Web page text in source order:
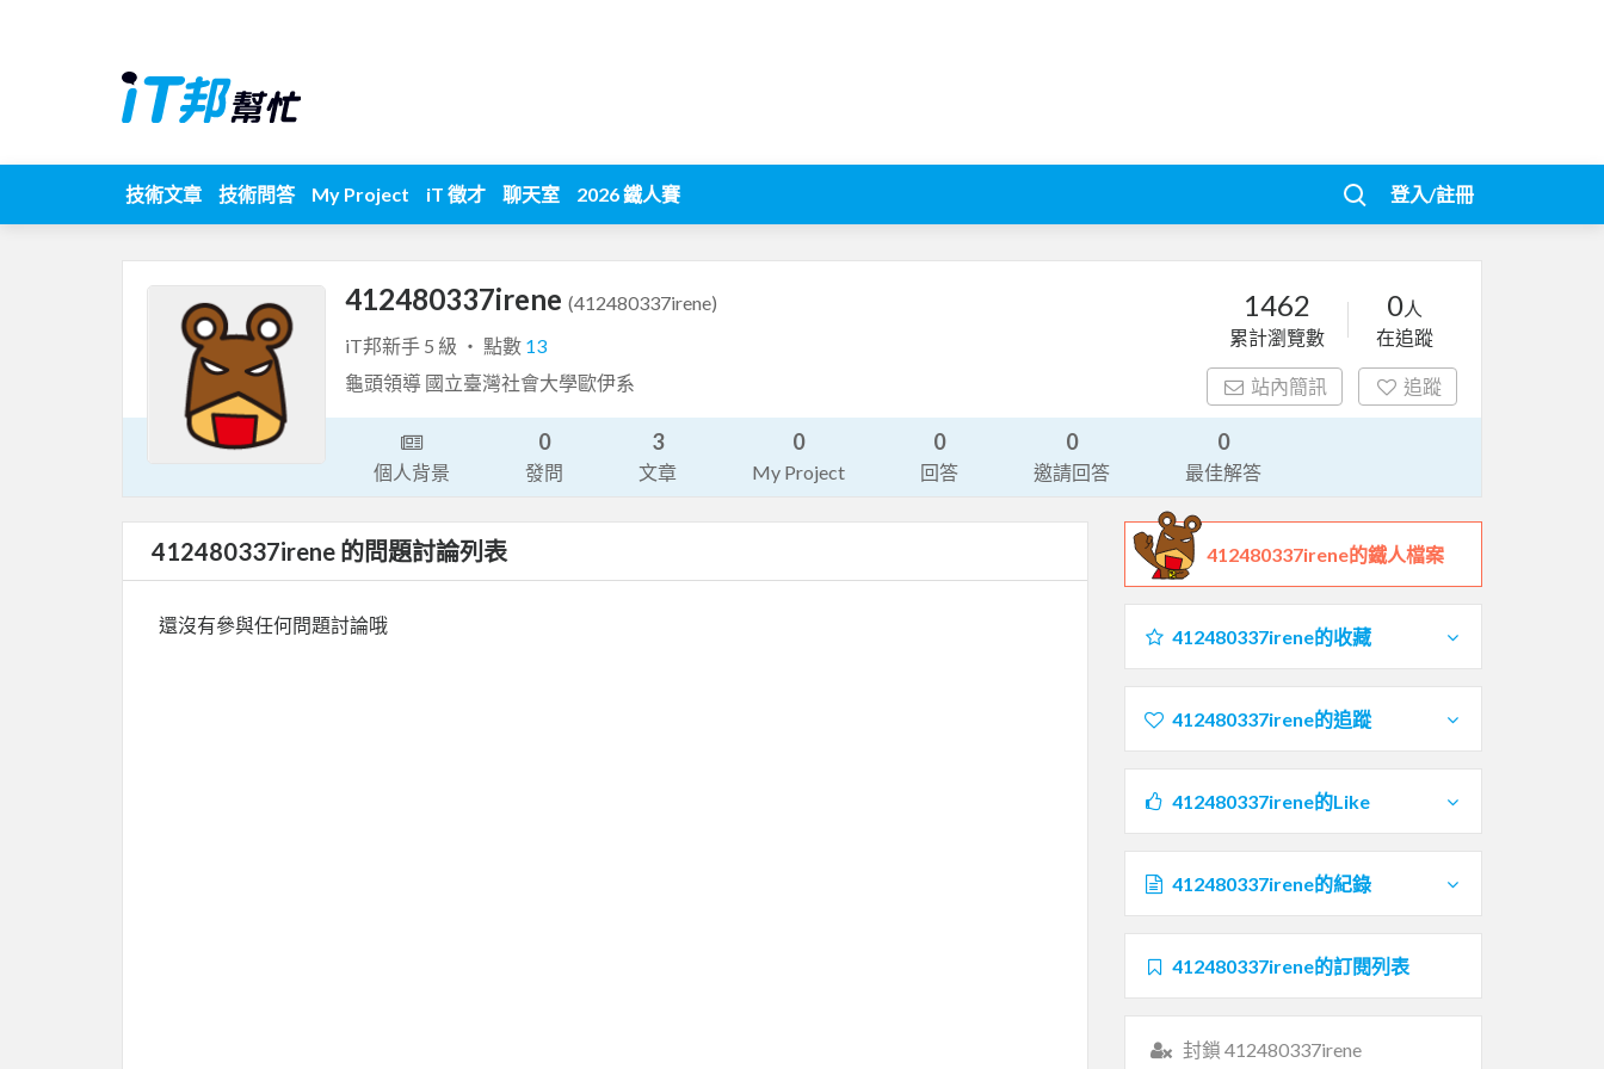
技術文章 技術問答 My Project iT 徵才 聊天室 2026 鐵人賽 登入/註冊
412480337irene (412480337irene)
iT邦新手 5 級 ‧ 點數 13
龜頭領導 國立臺灣社會大學歐伊系
1462
累計瀏覽數
0人
在追蹤
站內簡訊 追蹤
個人背景
0
發問
3
文章
0
My Project
0
回答
0
邀請回答
0
最佳解答
412480337irene 的問題討論列表
還沒有參與任何問題討論哦
412480337irene的鐵人檔案
412480337irene的收藏
412480337irene的追蹤
412480337irene的Like
412480337irene的紀錄
412480337irene的訂閱列表
封鎖 412480337irene